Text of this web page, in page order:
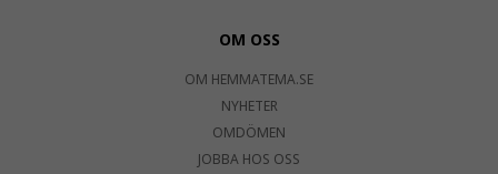
OM OSS
OM HEMMATEMA.SE
NYHETER
OMDÖMEN
JOBBA HOS OSS